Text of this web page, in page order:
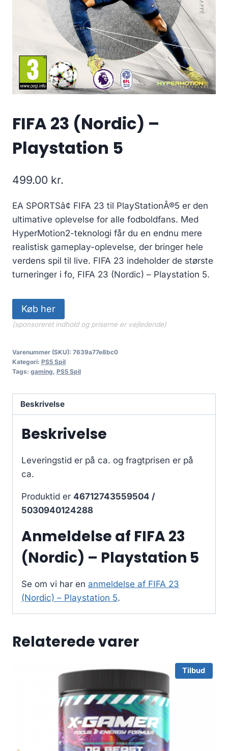
FIFA 23 (Nordic) –
Playstation 5
499.00 kr.
EA SPORTSâ¢ FIFA 23 til PlayStationÂ®5 er den
ultimative oplevelse for alle fodboldfans. Med
HyperMotion2-teknologi får du en endnu mere
realistisk gameplay-oplevelse, der bringer hele
verdens spil til live. FIFA 23 indeholder de største
turneringer i fo, FIFA 23 (Nordic) – Playstation 5.
Køb her
(sponsoreret indhold og priserne er vejledende)
Varenummer (SKU): 7639a77e8bc0
Kategori: PS5 Spil
Tags: gaming, PS5 Spil
Beskrivelse
Beskrivelse
Leveringstid er på ca. og fragtprisen er på
ca.
Produktid er 46712743559504 /
5030940124288
Anmeldelse af FIFA 23
(Nordic) – Playstation 5
Se om vi har en anmeldelse af FIFA 23
(Nordic) – Playstation 5.
Relaterede varer
Tilbud